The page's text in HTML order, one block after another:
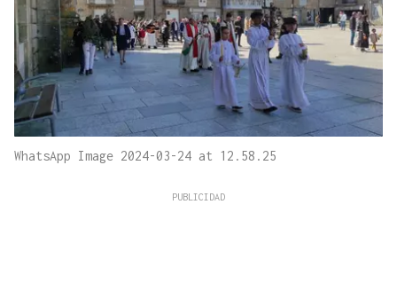
WhatsApp Image 2024-03-24 at 12.58.25